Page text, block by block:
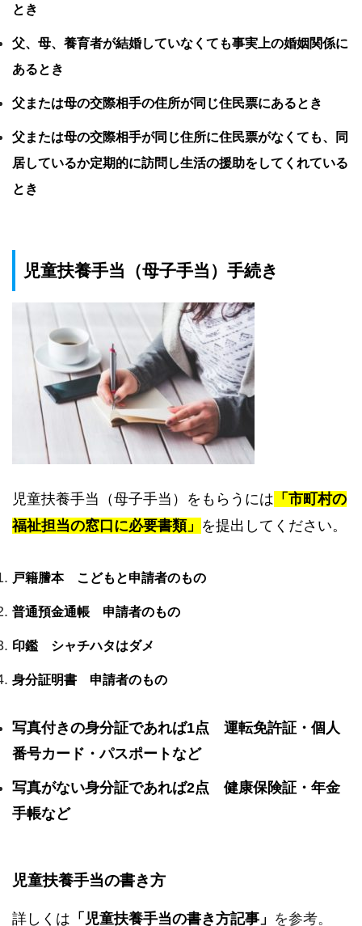
とき
父、母、養育者が結婚していなくても事実上の婚姻関係に
あるとき
父または母の交際相手の住所が同じ住民票にあるとき
父または母の交際相手が同じ住所に住民票がなくても、同
居しているか定期的に訪問し生活の援助をしてくれている
とき
児童扶養手当（母子手当）手続き
児童扶養手当（母子手当）をもらうには 「市町村の
福祉担当の窓口に必要書類」 を提出してください。
戸籍謄本 こどもと申請者のもの
普通預金通帳 申請者のもの
印鑑 シャチハタはダメ
身分証明書 申請者のもの
写真付きの身分証であれば1点 運転免許証・個人
番号カード・パスポートなど
写真がない身分証であれば2点 健康保険証・年金
手帳など
児童扶養手当の書き方
詳しくは 「児童扶養手当の書き方記事」 を参考。